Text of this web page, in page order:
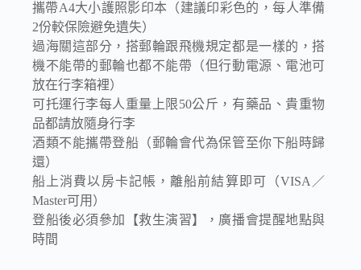
攜帶A4大小護照影印本（建議印彩色的，每人準備
2份較保險避免遺失）
過海關這部分，搭郵輪跟飛機規定都是一樣的，搭
機不能帶的郵輪也都不能帶（但行動電源、電池可
放在行李箱裡）
可托運行李每人重量上限50公斤，有藥品、貴重物
品都請放隨身行李
酒類不能攜帶登船（郵輪會代為保管至你下船時歸
還）
船上消費以房卡記帳，離船前結算即可（VISA／
Master可用）
登船後必須參加【救生演習】，廣播會提醒地點與
時間